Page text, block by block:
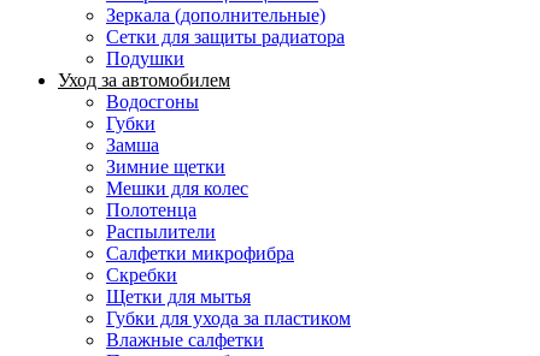
Зеркала (дополнительные)
Сетки для защиты радиатора
Подушки
Уход за автомобилем
Водосгоны
Губки
Замша
Зимние щетки
Мешки для колес
Полотенца
Распылители
Салфетки микрофибра
Скребки
Щетки для мытья
Губки для ухода за пластиком
Влажные салфетки